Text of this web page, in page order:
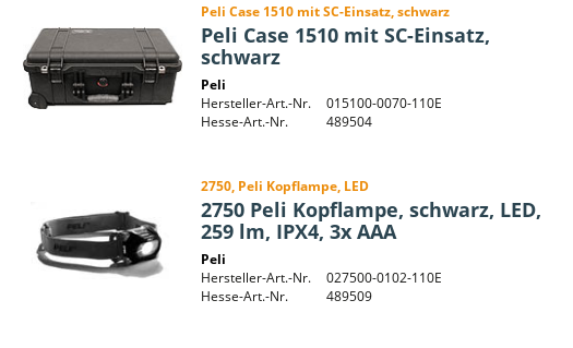
Peli Case 1510 mit SC-Einsatz, schwarz
Peli Case 1510 mit SC-Einsatz,
schwarz
Peli
Hersteller-Art.-Nr.
015100-0070-110E
Hesse-Art.-Nr.
489504
2750, Peli Kopflampe, LED
2750 Peli Kopflampe, schwarz, LED,
259 lm, IPX4, 3x AAA
Peli
Hersteller-Art.-Nr.
027500-0102-110E
Hesse-Art.-Nr.
489509